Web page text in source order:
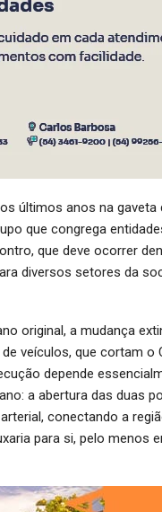
últimos anos na gaveta
que congrega
que deve ocorrer
diversos setores da
original, a mudança
veículos, que cortam
depende
a abertura das duas
conectando a
para si, pelo